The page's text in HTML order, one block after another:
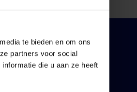
te bieden en om ons
partners voor social
die u aan ze heeft
Info
Informatiefiches